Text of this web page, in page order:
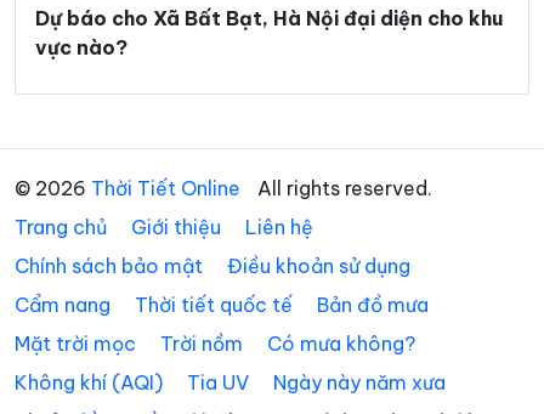
Xã Chuyên Mỹ Xã Cổ Đô
Xã Đa Phúc
Xã Đan Phượng Xã Đoài Phương
Xã Đông Anh Xã Dương Hòa
Xã Hát Môn Xã Hòa Lạc
Xã Hòa Phú Xã Hòa Xá
Xã Hoài Đức Xã Hồng Sơn
Dự báo cho Xã Bất Bạt, Hà Nội đại diện cho khu
vực nào?
© 2026 Thời Tiết Online
All rights reserved.
Trang chủ
Giới thiệu
Liên hệ
Chính sách bảo mật
Điều khoản sử dụng
Cẩm nang
Thời tiết quốc tế
Bản đồ mưa
Mặt trời mọc
Trời nồm
Có mưa không?
Không khí (AQI)
Tia UV
Ngày này năm xưa